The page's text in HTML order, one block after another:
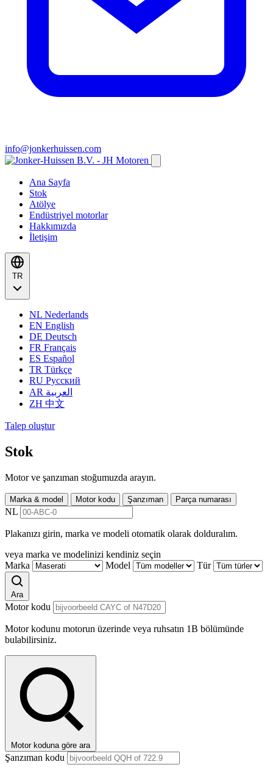
info@jonkerhuissen.com
Ana Sayfa
Stok
Atölye
Endüstriyel motorlar
Hakkımızda
İletişim
TR
NL Nederlands
EN English
DE Deutsch
FR Français
ES Español
TR Türkçe
RU Русский
AR العربية
ZH 中文
Talep oluştur
Stok
Motor ve şanzıman stoğumuzda arayın.
Marka & model Motor kodu Şanzıman Parça numarası
NL
Plakanızı girin, marka ve modeli otomatik olarak dolduralım.
veya marka ve modelinizi kendiniz seçin
Marka
Model Tür
Ara
Motor kodu
Motor kodunu motorun üzerinde veya ruhsatın 1B bölümünde
bulabilirsiniz.
Motor koduna göre ara
Şanzıman kodu